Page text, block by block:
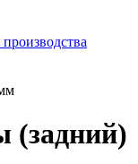
(задний)